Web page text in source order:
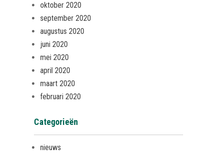
oktober 2020
september 2020
augustus 2020
juni 2020
mei 2020
april 2020
maart 2020
februari 2020
Categorieën
nieuws